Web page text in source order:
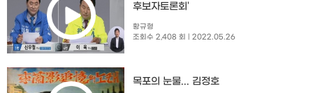
후보자토론회'
황규형
조회수 2,408 회
| 2022.05.26
목포의 눈물... 김정호